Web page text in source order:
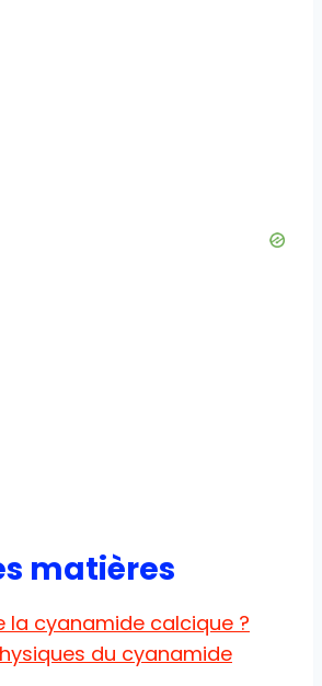
matières
la cyanamide calcique ?
du cyanamide